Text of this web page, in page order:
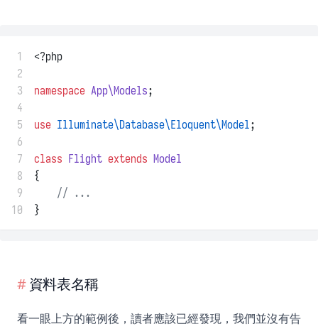
1
<?php
2
3
namespace App\Models;
4
5
use Illuminate\Database\Eloquent\Model;
6
7
class Flight extends Model
8
{
9
// ...
10
}
資料表名稱
看一眼上方的範例後，讀者應該已經發現，我們並沒有告